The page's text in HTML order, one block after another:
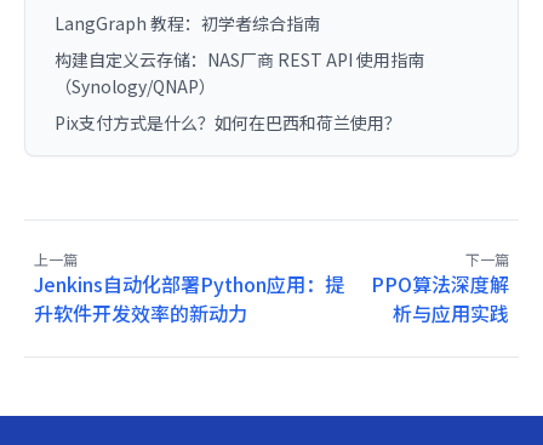
LangGraph 教程：初学者综合指南
构建自定义云存储：NAS厂商 REST API 使用指南
（Synology/QNAP）
Pix支付方式是什么？如何在巴西和荷兰使用？
上一篇
Jenkins自动化部署Python应用：提
升软件开发效率的新动力
下一篇
PPO算法深度解
析与应用实践